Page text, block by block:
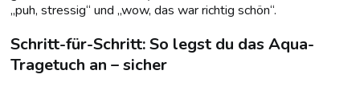
„puh, stressig“ und „wow, das war richtig schön“.
Schritt-für-Schritt: So legst du das Aqua-
Tragetuch an – sicher